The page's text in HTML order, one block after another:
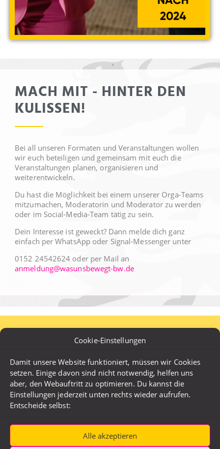
Cookie-Einstellungen
Damit unsere Website funktioniert, müssen wir Cookies
setzen. Einige davon sind nicht notwendig, helfen uns
aber, den Webauftritt zu optimieren. Du kannst die
Einstellungen jederzeit unten rechts wieder aufrufen.
Entscheide selbst:
Alle akzeptieren
MACH MIT - HINTER DEN
KULISSEN!
Bei all unseren Formaten und Veranstaltungen wollen
wir euch beteiligen und gemeinsam mit euch die
Veranstaltungen planen, organisieren und
weiterentwickeln.
Du hast die Möglichkeit bei einem unserer Orga-Teams
mitzumachen, Moderatorin und Moderator zu werden
oder im Social-Media-Team tätig zu sein.
Dein Interesse ist geweckt? Dann melde dich ganz
einfach per WhatsApp oder Signal-Messenger unter
0152 24542624 oder per Mail an
anmeldung@wasunsbewegt-bw.de
RÜCKBLICK: #JLT25
DAS WAR DER
JUGENDLANDTAG
Oktober 2025 im Landtag von Baden-